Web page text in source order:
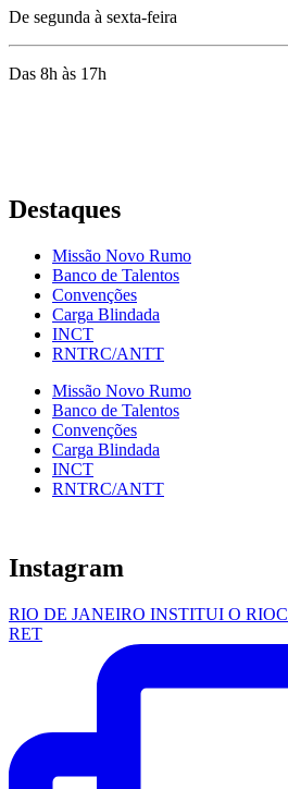
De segunda à sexta-feira
Das 8h às 17h
Destaques
Missão Novo Rumo
Banco de Talentos
Convenções
Carga Blindada
INCT
RNTRC/ANTT
Missão Novo Rumo
Banco de Talentos
Convenções
Carga Blindada
INCT
RNTRC/ANTT
Instagram
RIO DE JANEIRO INSTITUI O
RET